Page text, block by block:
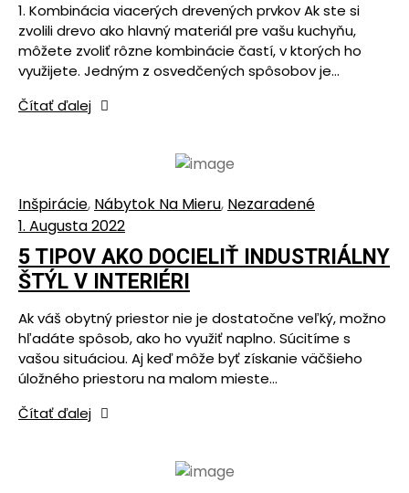
1. Kombinácia viacerých drevených prvkov Ak ste si
zvolili drevo ako hlavný materiál pre vašu kuchyňu,
môžete zvoliť rôzne kombinácie častí, v ktorých ho
využijete. Jedným z osvedčených spôsobov je…
Čítať ďalej
Inšpirácie, Nábytok Na Mieru, Nezaradené
1. Augusta 2022
5 TIPOV AKO DOCIELIŤ INDUSTRIÁLNY
ŠTÝL V INTERIÉRI
Ak váš obytný priestor nie je dostatočne veľký, možno
hľadáte spôsob, ako ho využiť naplno. Súcitíme s
vašou situáciou. Aj keď môže byť získanie väčšieho
úložného priestoru na malom mieste…
Čítať ďalej